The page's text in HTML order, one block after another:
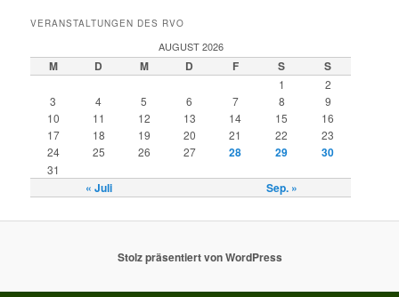
VERANSTALTUNGEN DES RVO
AUGUST 2026
M D M D F S S
1
2
3
4 5 6 7 8
9
10
11 12 13 14 15
16
17
18 19 20 21 22
23
24
25 26 27 28 29 30
31
« Juli Sep. »
Stolz präsentiert von WordPress